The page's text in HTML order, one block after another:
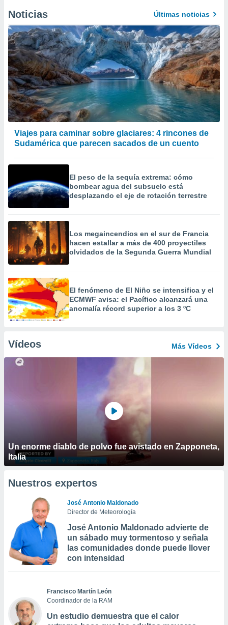
Noticias Últimas noticias
Viajes para caminar sobre glaciares: 4 rincones de
Sudamérica que parecen sacados de un cuento
El peso de la sequía extrema: cómo
bombear agua del subsuelo está
desplazando el eje de rotación terrestre
Los megaincendios en el sur de Francia
hacen estallar a más de 400 proyectiles
olvidados de la Segunda Guerra Mundial
El fenómeno de El Niño se intensifica y el
ECMWF avisa: el Pacífico alcanzará una
anomalía récord superior a los 3 ºC
Vídeos Más Vídeos
Un enorme diablo de polvo fue avistado en Zapponeta,
Italia
Nuestros expertos
José Antonio Maldonado
Director de Meteorología
José Antonio Maldonado advierte de
un sábado muy tormentoso y señala
las comunidades donde puede llover
con intensidad
Francisco Martín León
Coordinador de la RAM
Un estudio demuestra que el calor